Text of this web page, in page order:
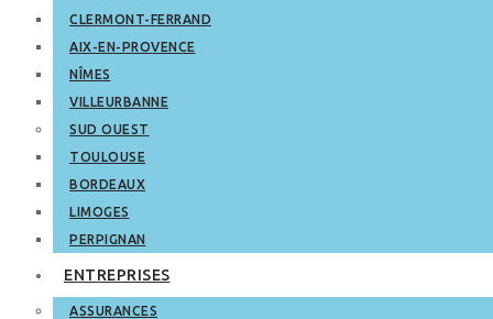
CLERMONT-FERRAND
AIX-EN-PROVENCE
NÎMES
VILLEURBANNE
SUD OUEST
TOULOUSE
BORDEAUX
LIMOGES
PERPIGNAN
ENTREPRISES
ASSURANCES